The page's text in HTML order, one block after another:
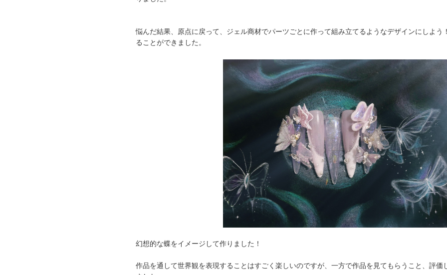
悩んだ結果、原点に戻って、ジェル商材でパーツごとに作って組み立てるようなデザインにしよう
ることができました。
幻想的な蝶をイメージして作りました！
作品を通して世界観を表現することはすごく楽しいのですが、一方で作品を見てもらうこと、評価